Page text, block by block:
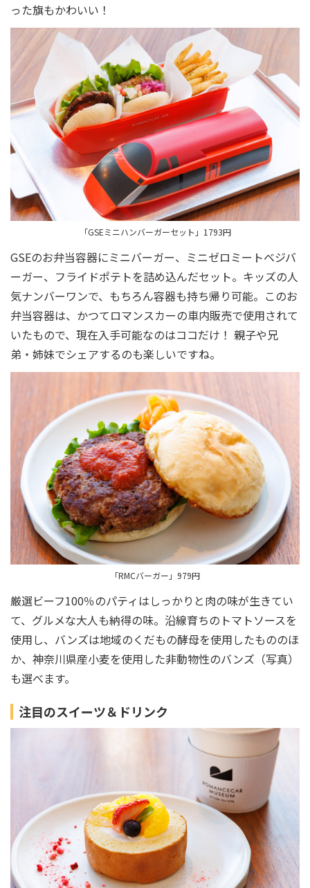
った旗もかわいい！
「GSEミニハンバーガーセット」1793円
GSEのお弁当容器にミニバーガー、ミニゼロミートベジバ
ーガー、フライドポテトを詰め込んだセット。キッズの人
気ナンバーワンで、もちろん容器も持ち帰り可能。このお
弁当容器は、かつてロマンスカーの車内販売で使用されて
いたもので、現在入手可能なのはココだけ！ 親子や兄
弟・姉妹でシェアするのも楽しいですね。
「RMCバーガー」979円
厳選ビーフ100％のパティはしっかりと肉の味が生きてい
て、グルメな大人も納得の味。沿線育ちのトマトソースを
使用し、バンズは地域のくだもの酵母を使用したもののほ
か、神奈川県産小麦を使用した非動物性のバンズ（写真）
も選べます。
注目のスイーツ＆ドリンク